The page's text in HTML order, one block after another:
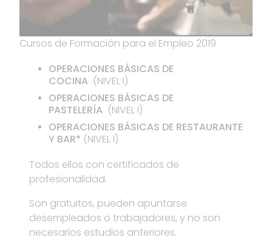
Cursos de Formación para el Empleo 2019
OPERACIONES BÁSICAS DE
COCINA (NIVEL I)
OPERACIONES BÁSICAS DE
PASTELERÍA (NIVEL I)
OPERACIONES BÁSICAS DE RESTAURANTE
Y BAR* (NIVEL I)
Todos ellos con certificados de
profesionalidad.
Son gratuitos, pueden apuntarse
desempleados o trabajadores, y no son
necesarios estudios anteriores.